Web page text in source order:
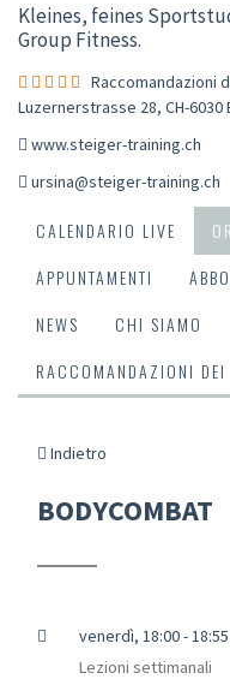
Kleines, feines
Group Fitness.
Raccomandazioni
Luzernerstrasse 28, CH-6030
www.steiger-training.ch
ursina@steiger-training.ch
CALENDARIO LIVE
APPUNTAMENTI
NEWS
CHI SIAMO
RACCOMANDAZIONI DEI
Indietro
BODYCOMBAT
venerdì, 18:00 - 18:55
Lezioni settimanali